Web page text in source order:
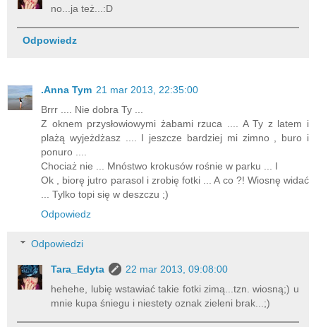
no...ja też...:D
Odpowiedz
.Anna Tym 21 mar 2013, 22:35:00
Brrr .... Nie dobra Ty ...
Z oknem przysłowiowymi żabami rzuca .... A Ty z latem i
plażą wyjeżdżasz .... I jeszcze bardziej mi zimno , buro i
ponuro ....
Chociaż nie ... Mnóstwo krokusów rośnie w parku ... I
Ok , biorę jutro parasol i zrobię fotki ... A co ?! Wiosnę widać
... Tylko topi się w deszczu ;)
Odpowiedz
Odpowiedzi
Tara_Edyta
22 mar 2013, 09:08:00
hehehe, lubię wstawiać takie fotki zimą...tzn. wiosną;) u
mnie kupa śniegu i niestety oznak zieleni brak...;)